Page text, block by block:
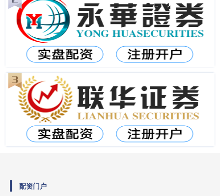
配资门户